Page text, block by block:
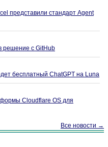
представили стандарт Agent
решение с GitHub
бесплатный ChatGPT на Luna
Cloudflare OS для
Все новости →